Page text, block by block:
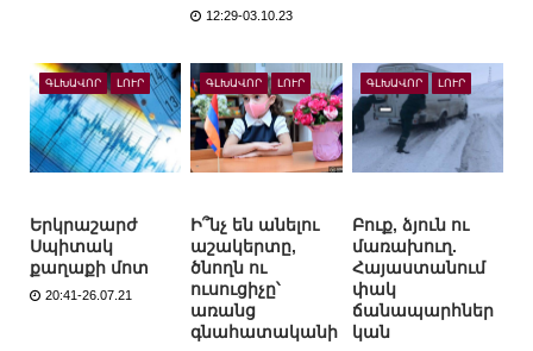
12:29-03.10.23
ԳԼԽԱՎՈՐ ԼՈՒՐ
Երկրաշարժ
Սպիտակ
քաղաքի մոտ
20:41-26.07.21
ԳԼԽԱՎՈՐ ԼՈՒՐ
Ի՞նչ են անելու
աշակերտը,
ծնողն ու
ուսուցիչը՝
առանց
գնահատականի
ԳԼԽԱՎՈՐ ԼՈՒՐ
Բուք, ձյուն ու
մառախուղ.
Հայաստանում
փակ
ճանապարհներ
կան